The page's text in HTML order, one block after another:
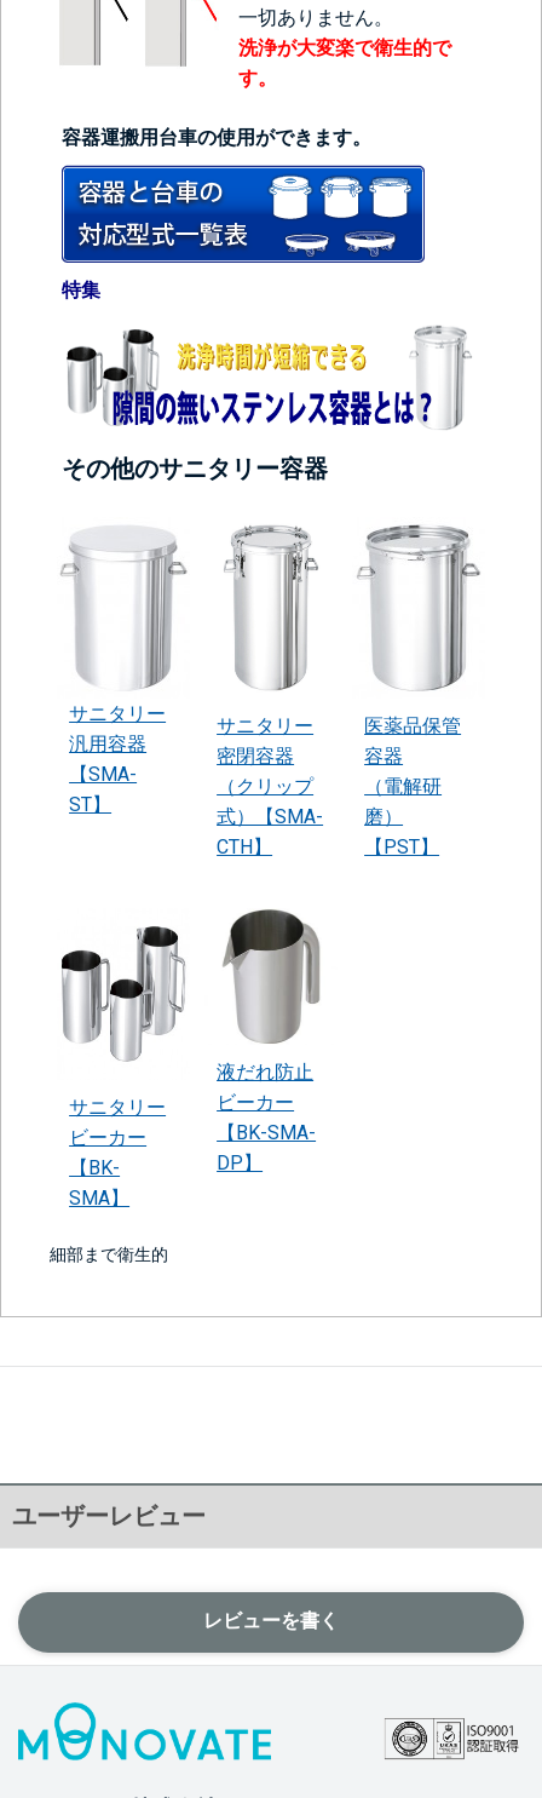
一切ありません。
洗浄が大変楽で衛生的で
す。
容器運搬用台車の使用ができます。
特集
その他のサニタリー容器
サニタリー
汎用容器
【SMA-
ST】
サニタリー
密閉容器
（クリップ
式）【SMA-
CTH】
医薬品保管
容器
（電解研
磨）
【PST】
サニタリー
ビーカー
【BK-
SMA】
液だれ防止
ビーカー
【BK-SMA-
DP】
細部まで衛生的
ユーザーレビュー
レビューを書く